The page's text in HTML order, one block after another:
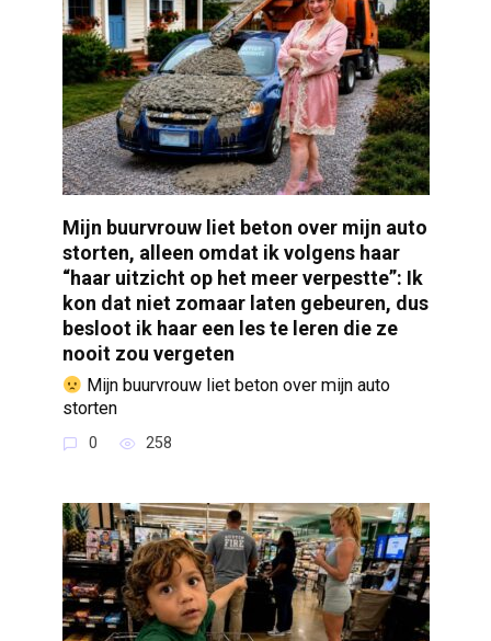
Mijn buurvrouw liet beton over mijn auto
storten, alleen omdat ik volgens haar
“haar uitzicht op het meer verpestte”: Ik
kon dat niet zomaar laten gebeuren, dus
besloot ik haar een les te leren die ze
nooit zou vergeten
Mijn buurvrouw liet beton over mijn auto
storten
0 258